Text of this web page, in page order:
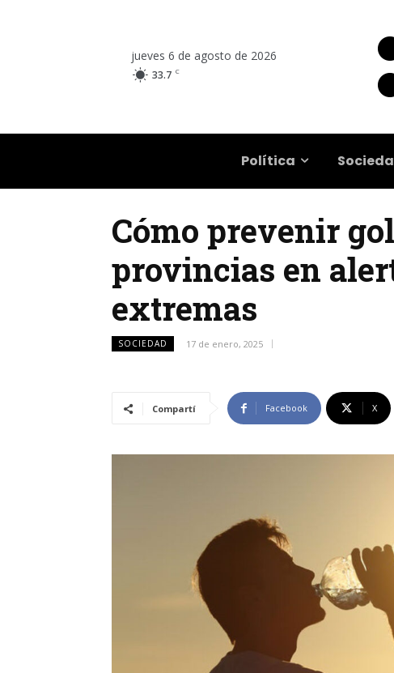
jueves 6 de agosto de 2026
33.7 C
Política
Cómo prevenir
provincias en
extremas
SOCIEDAD 17 de enero, 2025
Compartí Facebook X